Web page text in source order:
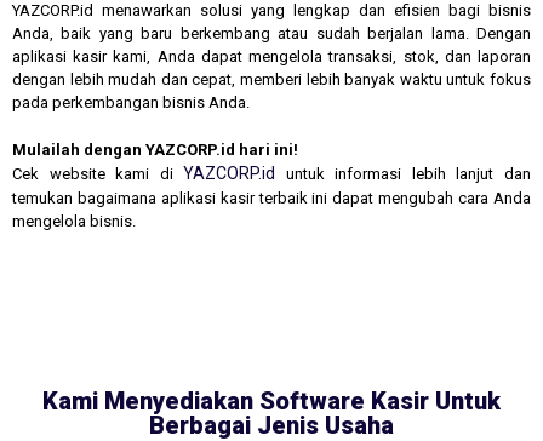
YAZCORP.id menawarkan solusi yang lengkap dan efisien bagi bisnis
Anda, baik yang baru berkembang atau sudah berjalan lama. Dengan
aplikasi kasir kami, Anda dapat mengelola transaksi, stok, dan laporan
dengan lebih mudah dan cepat, memberi lebih banyak waktu untuk fokus
pada perkembangan bisnis Anda.
Mulailah dengan YAZCORP.id hari ini!
Cek website kami di YAZCORP.id
untuk informasi lebih lanjut dan
temukan bagaimana aplikasi kasir terbaik ini dapat mengubah cara Anda
mengelola bisnis.
Kami Menyediakan Software Kasir Untuk
Berbagai Jenis Usaha